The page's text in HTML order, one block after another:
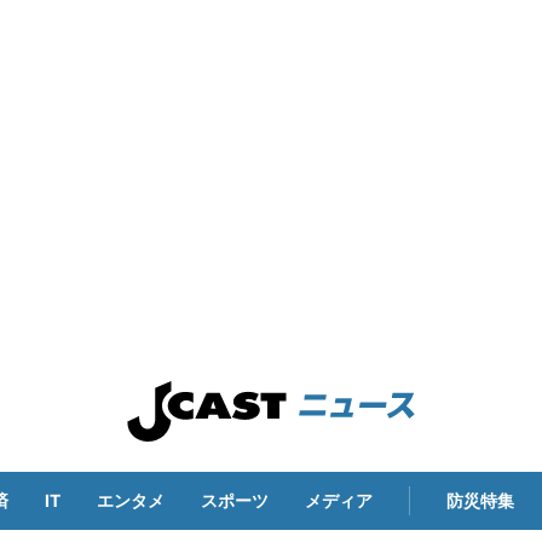
IT エンタメ スポーツ メディア 防災特集